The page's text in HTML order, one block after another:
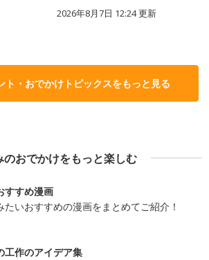
2026年8月7日 12:24更新
ト・おでかけトピックスをもっと見る
のおでかけをもっと楽しむ
すすめ漫画
たいおすすめの漫画をまとめてご紹介！
工作のアイデア集